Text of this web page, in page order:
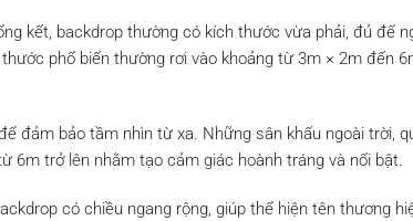
kết, backdrop thường có kích thước vừa phải, đủ để
phổ biến thường rơi vào khoảng từ 3m × 2m đến
đảm bảo tầm nhìn từ xa. Những sân khấu ngoài trời,
6m trở lên nhằm tạo cảm giác hoành tráng và nổi bật.
có chiều ngang rộng, giúp thể hiện tên thương